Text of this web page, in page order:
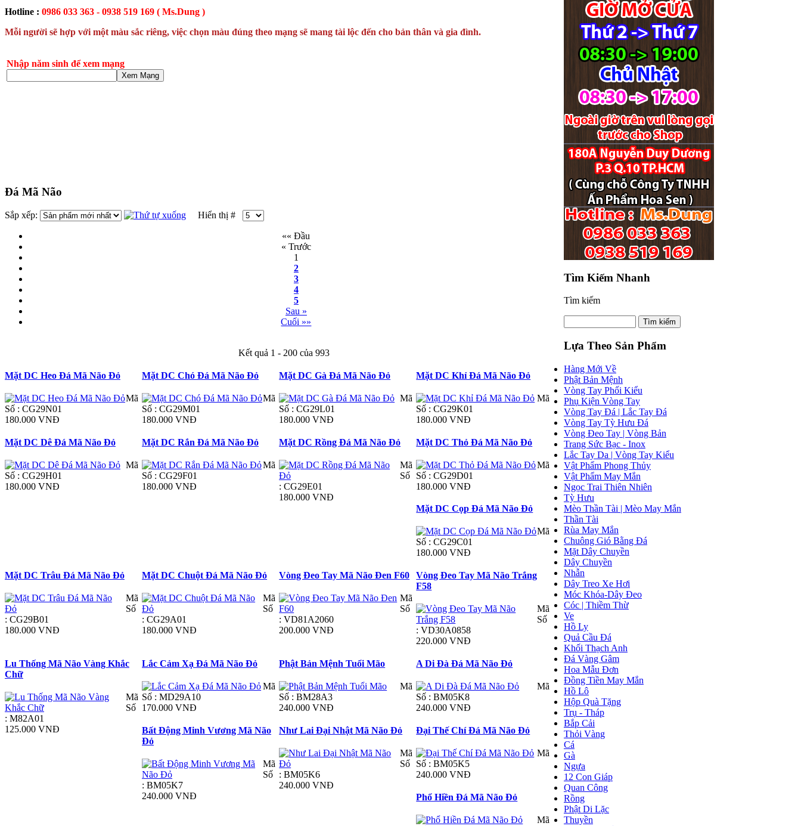
Hotline : 0986 033 363 - 0938 519 169 ( Ms.Dung )
Mỗi người sẽ hợp với một màu sắc riêng, việc chọn màu đúng theo mạng sẽ mang tài lộc đến cho bản thân và gia đình.
Nhập năm sinh để xem mạng
Xem Mạng
Đá Mã Não
Sắp xếp: Hiển thị #
«« Đầu
« Trước
1
2
3
4
5
Sau »
Cuối »»
Kết quả 1 - 200 của 993
Mặt DC Heo Đá Mã Não Đỏ
Mã
Số : CG29N01
180.000 VNĐ
Mặt DC Chó Đá Mã Não Đỏ
Mã
Số : CG29M01
180.000 VNĐ
Mặt DC Gà Đá Mã Não Đỏ
Mã
Số : CG29L01
180.000 VNĐ
Mặt DC Khỉ Đá Mã Não Đỏ
Mã
Số : CG29K01
180.000 VNĐ
Mặt DC Dê Đá Mã Não Đỏ
Mã
Số : CG29H01
180.000 VNĐ
Mặt DC Rắn Đá Mã Não Đỏ
Mã
Số : CG29F01
180.000 VNĐ
Mặt DC Rồng Đá Mã Não Đỏ
Mã
Số
: CG29E01
180.000 VNĐ
Mặt DC Thỏ Đá Mã Não Đỏ
Mã
Số : CG29D01
180.000 VNĐ
Mặt DC Cọp Đá Mã Não Đỏ
Mã
Số : CG29C01
180.000 VNĐ
Mặt DC Trâu Đá Mã Não Đỏ
Mã
Số
: CG29B01
180.000 VNĐ
Mặt DC Chuột Đá Mã Não Đỏ
Mã
Số
: CG29A01
180.000 VNĐ
Vòng Đeo Tay Mã Não Đen F60
Mã
Số
: VD81A2060
200.000 VNĐ
Vòng Đeo Tay Mã Não Trắng
F58
Mã
Số
: VD30A0858
220.000 VNĐ
Lu Thống Mã Não Vàng Khắc
Chữ
Mã
Số
: M82A01
125.000 VNĐ
Lắc Cảm Xạ Đá Mã Não Đỏ
Mã
Số : MD29A10
170.000 VNĐ
Phật Bản Mệnh Tuổi Mão
Mã
Số : BM28A3
240.000 VNĐ
A Di Đà Đá Mã Não Đỏ
Mã
Số : BM05K8
240.000 VNĐ
Bất Động Minh Vương Mã Não
Đỏ
Mã
Số
: BM05K7
240.000 VNĐ
Như Lai Đại Nhật Mã Não Đỏ
Mã
Số
: BM05K6
240.000 VNĐ
Đại Thế Chí Đá Mã Não Đỏ
Mã
Số : BM05K5
240.000 VNĐ
Phổ Hiền Đá Mã Não Đỏ
Mã
Tìm Kiếm Nhanh
Tìm kiếm
Lựa Theo Sản Phẩm
Hàng Mới Về
Phật Bản Mệnh
Vòng Tay Phối Kiểu
Phụ Kiện Vòng Tay
Vòng Tay Đá | Lắc Tay Đá
Vòng Tay Tỳ Hưu Đá
Vòng Đeo Tay | Vòng Bản
Trang Sức Bạc - Inox
Lắc Tay Da | Vòng Tay Kiểu
Vật Phẩm Phong Thủy
Vật Phẩm May Mắn
Ngọc Trai Thiên Nhiên
Tỳ Hưu
Mèo Thần Tài | Mèo May Mắn
Thần Tài
Rùa May Mắn
Chuông Gió Bằng Đá
Mặt Dây Chuyền
Dây Chuyền
Nhẫn
Dây Treo Xe Hơi
Móc Khóa-Dây Đeo
Cóc | Thiềm Thừ
Ve
Hồ Ly
Quả Cầu Đá
Khối Thạch Anh
Đá Vàng Gâm
Hoa Mẫu Đơn
Đồng Tiền May Mắn
Hồ Lô
Hộp Quà Tặng
Trụ - Tháp
Bắp Cải
Thỏi Vàng
Cá
Gà
Ngựa
12 Con Giáp
Quan Công
Rồng
Phật Di Lặc
Thuyền